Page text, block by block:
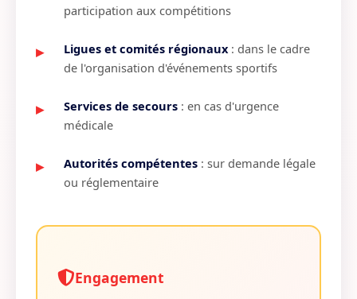
participation aux compétitions
Ligues et comités régionaux : dans le cadre
de l'organisation d'événements sportifs
Services de secours : en cas d'urgence
médicale
Autorités compétentes : sur demande légale
ou réglementaire
Engagement